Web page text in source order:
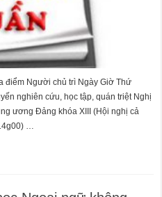
Người chủ trì Ngày Giờ Thứ
nghiên cứu, học tập, quán triệt Nghị
ương Đảng khóa XIII (Hội nghị cả
…